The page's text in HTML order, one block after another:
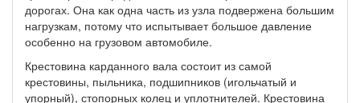
дорогах. Она как одна часть из узла подвержена большим
нагрузкам, потому что испытывает большое давление
особенно на грузовом автомобиле.
Крестовина карданного вала состоит из самой
крестовины, пыльника, подшипников (игольчатый и
упорный), стопорных колец и уплотнителей. Крестовина